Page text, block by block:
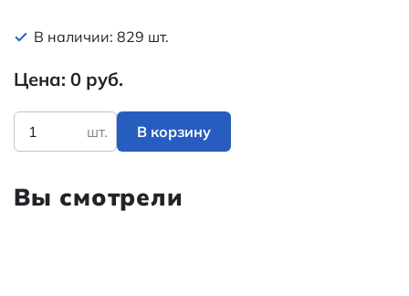
В наличии: 829 шт.
Цена: 0 руб.
шт. В корзину
Вы смотрели